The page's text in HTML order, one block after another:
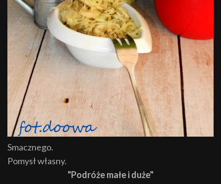
Smacznego.
Pomysł własny.
"Podróże małe i duże"